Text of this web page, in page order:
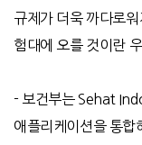
규제가 더욱 까다로
험대에 오를 것이란
- 보건부는Sehat
애플리케이션을 통합